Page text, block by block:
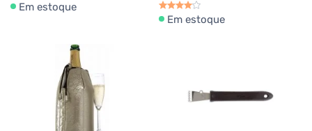
Em estoque
Em estoque